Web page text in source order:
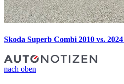
Skoda Superb Combi 2010 vs. 2024
nach oben